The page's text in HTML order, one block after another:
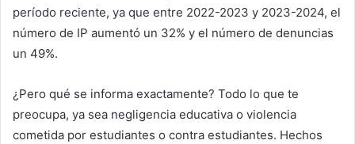
período reciente, ya que entre 2022-2023 y 2023-2024, el
número de IP aumentó un 32% y el número de denuncias
un 49%.
¿Pero qué se informa exactamente? Todo lo que te
preocupa, ya sea negligencia educativa o violencia
cometida por estudiantes o contra estudiantes. Hechos